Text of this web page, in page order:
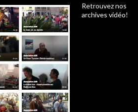
Retrouvez nos
archives vidéo!